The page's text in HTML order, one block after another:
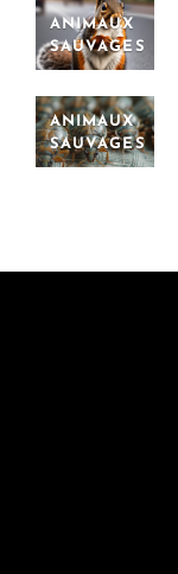
ANIMAUX
SAUVAGES
ANIMAUX
SAUVAGES